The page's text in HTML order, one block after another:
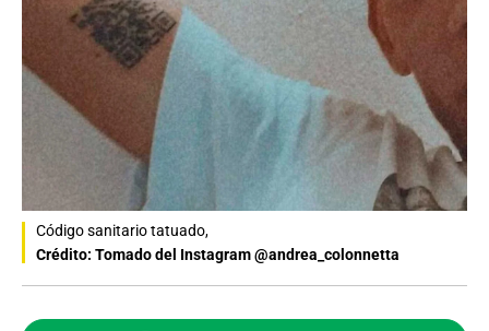
Código sanitario tatuado,
Crédito: Tomado del Instagram @andrea_colonnetta